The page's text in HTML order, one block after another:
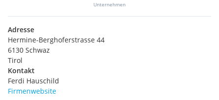
Unternehmen
Adresse
Hermine-Berghoferstrasse 44
6130 Schwaz
Tirol
Kontakt
Ferdi Hauschild
Firmenwebsite